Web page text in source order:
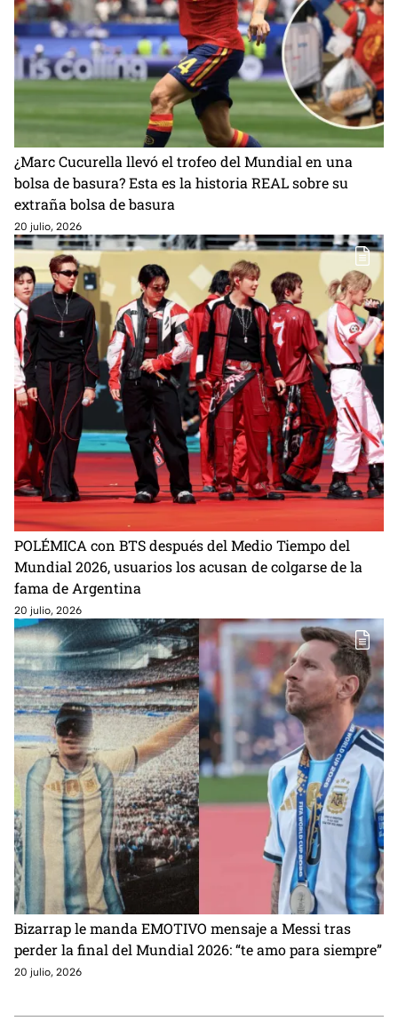
¿Marc Cucurella llevó el trofeo del Mundial en una
bolsa de basura? Esta es la historia REAL sobre su
extraña bolsa de basura
20 julio, 2026
POLÉMICA con BTS después del Medio Tiempo del
Mundial 2026, usuarios los acusan de colgarse de la
fama de Argentina
20 julio, 2026
Bizarrap le manda EMOTIVO mensaje a Messi tras
perder la final del Mundial 2026: “te amo para siempre”
20 julio, 2026